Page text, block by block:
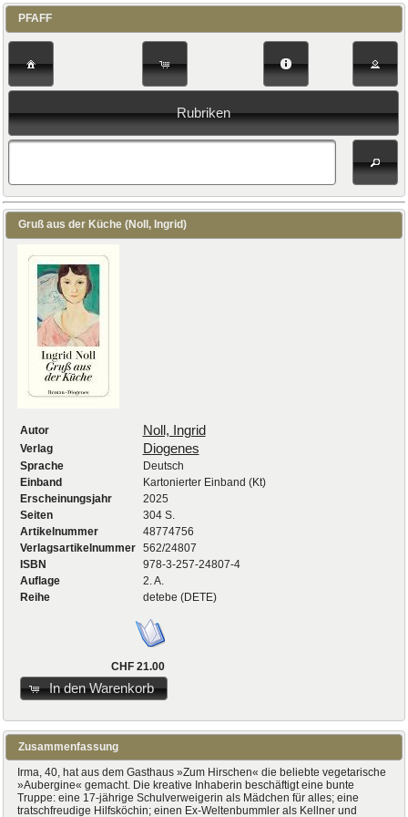
PFAFF
Rubriken
Gruß aus der Küche (Noll, Ingrid)
Autor Noll, Ingrid
Verlag Diogenes
Sprache
Deutsch
Einband
Kartonierter Einband (Kt)
Erscheinungsjahr
2025
Seiten
304 S.
Artikelnummer
48774756
Verlagsartikelnummer
562/24807
ISBN
978-3-257-24807-4
Auflage
2. A.
Reihe
detebe (DETE)
CHF 21.00
In den Warenkorb
Zusammenfassung
Irma, 40, hat aus dem Gasthaus »Zum Hirschen« die beliebte vegetarische
»Aubergine« gemacht. Die kreative Inhaberin beschäftigt eine bunte
Truppe: eine 17-jährige Schulverweigerin als Mädchen für alles; eine
tratschfreudige Hilfsköchin; einen Ex-Weltenbummler als Kellner und